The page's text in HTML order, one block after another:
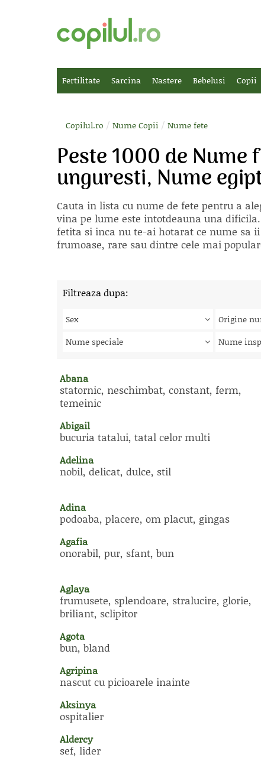
Fertilitate Sarcina Nastere Bebelusi Copii
Copilul.ro / Nume Copii / Nume fete
Peste 1000 de
unguresti, Nume
Cauta in lista cu nume de fete pentru a
vina pe lume este intotdeauna una
fetita si inca nu te-ai hotarat ce nume sa
frumoase, rare sau dintre cele mai
Filtreaza dupa:
Sex Origine
Nume speciale
Nume
Abana
statornic, neschimbat, constant, ferm,
temeinic
Abigail
bucuria tatalui, tatal celor multi
Adelina
nobil, delicat, dulce, stil
Adina
podoaba, placere, om placut, gingas
Agafia
onorabil, pur, sfant, bun
Aglaya
frumusete, splendoare, stralucire, glorie,
briliant, sclipitor
Agota
bun, bland
Agripina
nascut cu picioarele inainte
Aksinya
ospitalier
Aldercy
sef, lider